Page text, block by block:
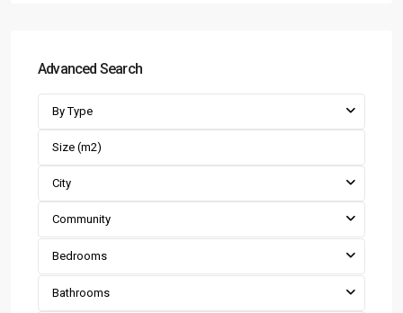
Advanced Search
By Type
City
Community
Bedrooms
Bathrooms